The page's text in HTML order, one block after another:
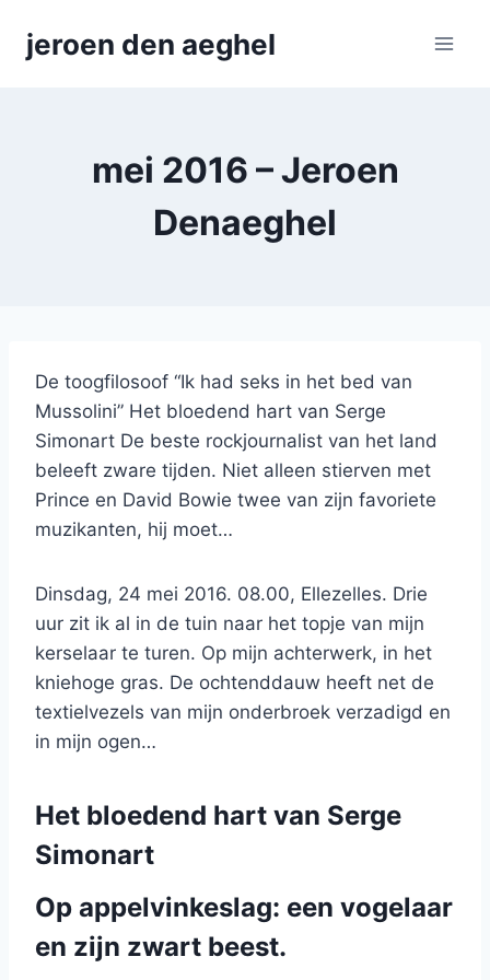
jeroen den aeghel
mei 2016 – Jeroen
Denaeghel
De toogfilosoof “Ik had seks in het bed van
Mussolini” Het bloedend hart van Serge
Simonart De beste rockjournalist van het land
beleeft zware tijden. Niet alleen stierven met
Prince en David Bowie twee van zijn favoriete
muzikanten, hij moet…
Dinsdag, 24 mei 2016. 08.00, Ellezelles. Drie
uur zit ik al in de tuin naar het topje van mijn
kerselaar te turen. Op mijn achterwerk, in het
kniehoge gras. De ochtenddauw heeft net de
textielvezels van mijn onderbroek verzadigd en
in mijn ogen…
Het bloedend hart van Serge
Simonart
Op appelvinkeslag: een vogelaar
en zijn zwart beest.